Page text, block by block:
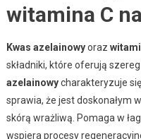
witamina C
Kwas azelainowyoraz
składniki, które oferują
azelainowycharakteryzuje
sprawia, że jest doskonałym
skórą wrażliwą. Pomaga w
wspiera procesy